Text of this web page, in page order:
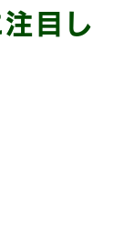
目し